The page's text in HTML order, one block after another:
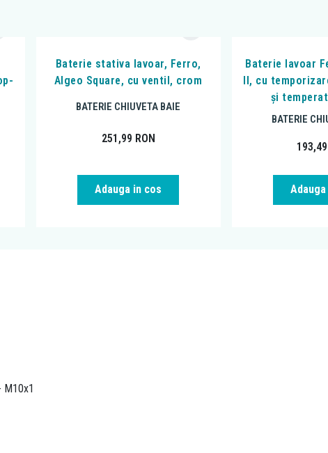
Baterie stativa lavoar, Ferro,
Algeo Square, cu ventil, crom
BATERIE CHIUVETA BAIE
251,99 RON
Adauga in cos
Baterie lavoar
II, cu
și
BATERIE
193,49